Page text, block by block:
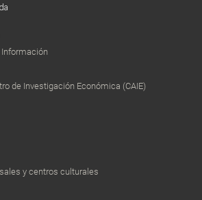
de Investigación Económica (CAIE)
y centros culturales